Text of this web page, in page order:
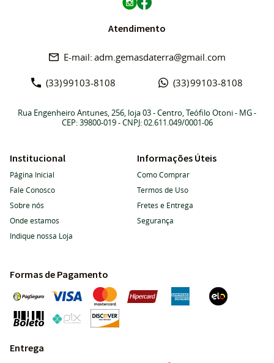
Atendimento
(33)99103-8108 (33)99103-8108
adm.gemasdaterra@gmail.com
Rua Engenheiro Antunes, 256, loja 03-Centro, Teófilo Otoni- MG-
CEP: 39800-019- CNPJ: 02.611.049/0001-06
Institucional
Página Inicial
Fale Conosco
Sobre nós
Onde estamos
Indique nossa Loja
Informações Úteis
Como Comprar
Termos de Uso
Fretes e Entrega
Segurança
Formas de Pagamento
Entrega